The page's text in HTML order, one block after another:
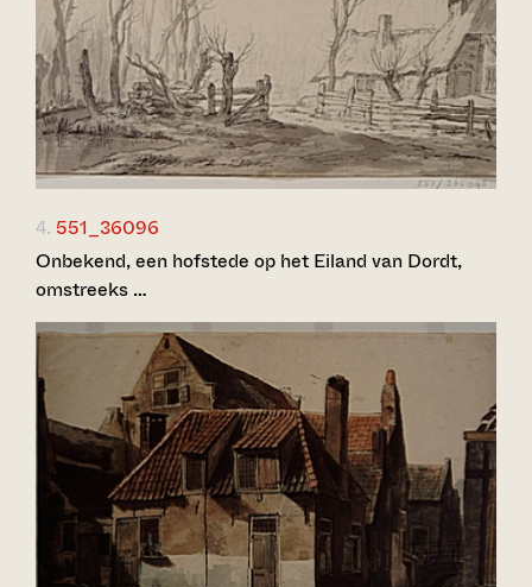
4. 551_36096
Onbekend, een hofstede op het Eiland van Dordt,
omstreeks …